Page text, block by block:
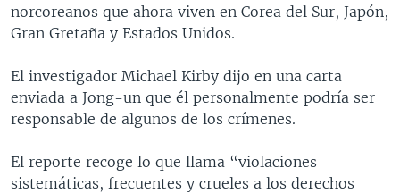
norcoreanos que ahora viven en Corea del Sur, Japón,
Gran Gretaña y Estados Unidos.
El investigador Michael Kirby dijo en una carta
enviada a Jong-un que él personalmente podría ser
responsable de algunos de los crímenes.
El reporte recoge lo que llama “violaciones
sistemáticas, frecuentes y crueles a los derechos